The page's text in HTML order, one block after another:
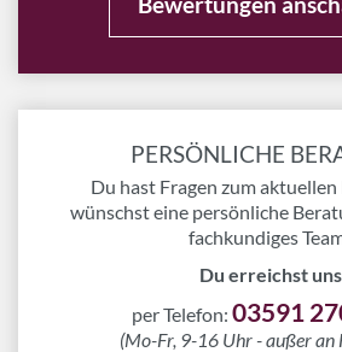
PERSÖNLICHE
Du hast Fragen zum
wünschst eine persönliche
fachkundiges
Du erreichst uns
per Telefon: 03591
(Mo-Fr, 9-16 Uhr - außer an